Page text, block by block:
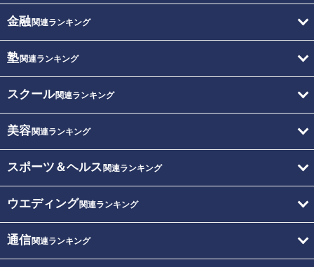
金融関連ランキング
塾関連ランキング
スクール関連ランキング
美容関連ランキング
スポーツ＆ヘルス 関連ランキング
ウエディング関連ランキング
通信関連ランキング